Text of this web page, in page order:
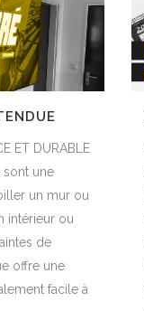
ET DURABLE
sont une
un mur ou
intérieur ou
de
offre une
facile à